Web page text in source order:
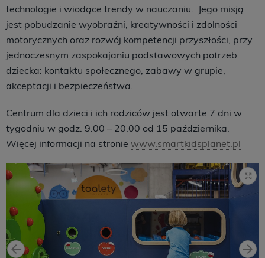
technologie i wiodące trendy w nauczaniu. Jego misją
jest pobudzanie wyobraźni, kreatywności i zdolności
motorycznych oraz rozwój kompetencji przyszłości, przy
jednoczesnym zaspokajaniu podstawowych potrzeb
dziecka: kontaktu społecznego, zabawy w grupie,
akceptacji i bezpieczeństwa.
Centrum dla dzieci i ich rodziców jest otwarte 7 dni w
tygodniu w godz. 9.00 – 20.00 od 15 października.
Więcej informacji na stronie www.smartkidsplanet.pl